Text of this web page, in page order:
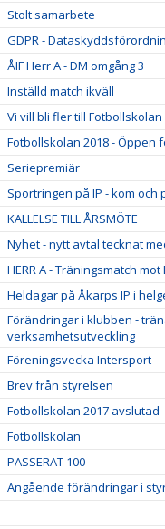
Stolt samarbete
GDPR -
ÅIF Herr A - DM omgång 3
Inställd match ikväll
Vi vill bli fler till Fotbollskolan
Fotbollskolan 2018 - Öppen
Seriepremiär
Sportringen på IP - kom
KALLELSE TILL ÅRSMÖTE
Nyhet - nytt avtal tecknat
HERR A - Träningsmatch
Heldagar på Åkarps IP i
Förändringar i klubben -
verksamhetsutveckling
Föreningsvecka Intersport
Brev från styrelsen
Fotbollskolan 2017 avslutad
Fotbollskolan
PASSERAT 100
Angående förändringar i